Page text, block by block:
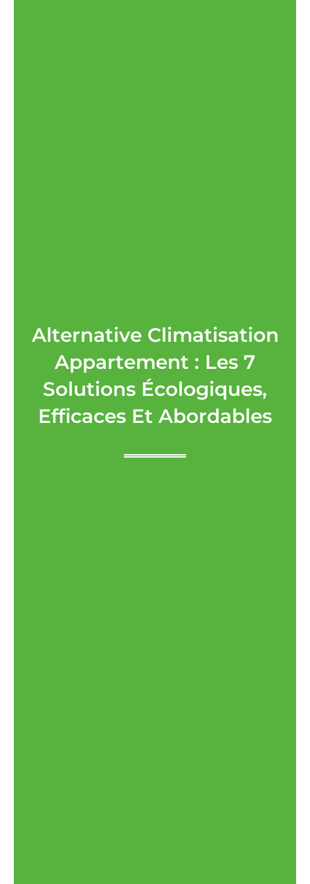
Alternative Climatisation
Appartement : Les 7
Solutions Écologiques,
Efficaces Et Abordables